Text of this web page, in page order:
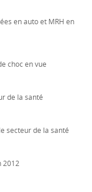
en auto et MRH en
choc en vue
de la santé
secteur de la santé
2012